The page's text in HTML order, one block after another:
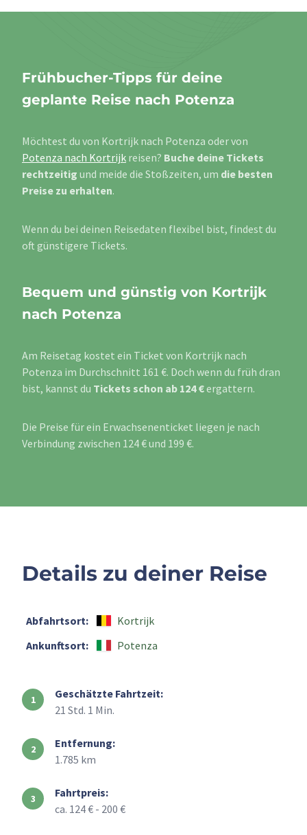
Frühbucher-Tipps für deine
geplante Reise nach Potenza
Möchtest du von Kortrijk nach Potenza oder von
Potenza nach Kortrijk reisen? Buche deine Tickets
rechtzeitig und meide die Stoßzeiten, um die besten
Preise zu erhalten.
Wenn du bei deinen Reisedaten flexibel bist, findest du
oft günstigere Tickets.
Bequem und günstig von Kortrijk
nach Potenza
Am Reisetag kostet ein Ticket von Kortrijk nach
Potenza im Durchschnitt 161 €. Doch wenn du früh dran
bist, kannst du Tickets schon ab 124 €ergattern.
Die Preise für ein Erwachsenenticket liegen je nach
Verbindung zwischen 124 € und 199 €.
Details zu deiner Reise
Abfahrtsort:
Kortrijk
Ankunftsort:
Potenza
Geschätzte Fahrtzeit:
21 Std. 1 Min.
Entfernung:
1.785 km
Fahrtpreis:
ca. 124 € - 200 €